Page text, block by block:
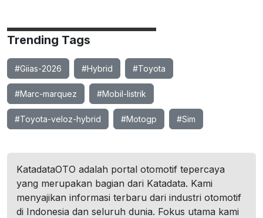
Trending Tags
#Giias-2026 #Hybrid #Toyota
#Marc-marquez #Mobil-listrik
#Toyota-veloz-hybrid #Motogp #Sim
KatadataOTO adalah portal otomotif tepercaya
yang merupakan bagian dari Katadata. Kami
menyajikan informasi terbaru dari industri otomotif
di Indonesia dan seluruh dunia. Fokus utama kami